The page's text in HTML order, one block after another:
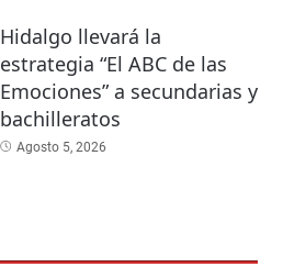
Hidalgo llevará la
estrategia “El ABC de las
Emociones” a secundarias y
bachilleratos
Agosto 5, 2026